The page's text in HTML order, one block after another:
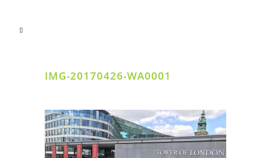
IMG-20170426-WA0001